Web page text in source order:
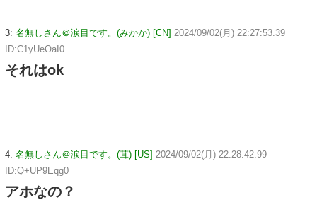
3: 名無しさん＠涙目です。(みかか) [CN] 2024/09/02(月) 22:27:53.39
ID:C1yUeOaI0
それはok
4: 名無しさん＠涙目です。(茸) [US] 2024/09/02(月) 22:28:42.99
ID:Q+UP9Eqg0
アホなの？